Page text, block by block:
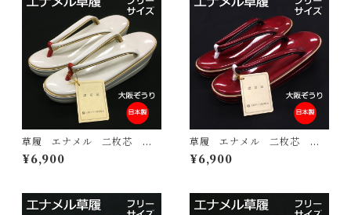
草履 エナメル 二枚芯
白 フリーサイズ 大阪ぞう
り 日本製 認定証付き 和
¥6,900
草履 エナメル 二枚芯
赤 フリーサイズ 大阪ぞう
り 日本製 認定証付き 和
¥6,900